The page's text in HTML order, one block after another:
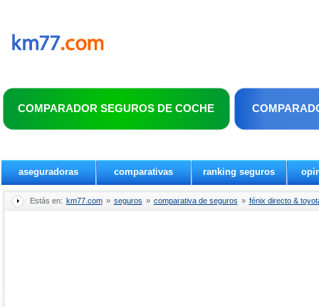
COMPARADOR SEGUROS DE COCHE
aseguradoras comparativas ranking seguros
Estás en: km77.com » seguros » comparativa de seguros » fénix directo &